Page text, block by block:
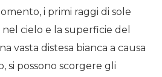
i primi raggi di sole
cielo e la superficie del
vasta distesa bianca a causa
si possono scorgere gli